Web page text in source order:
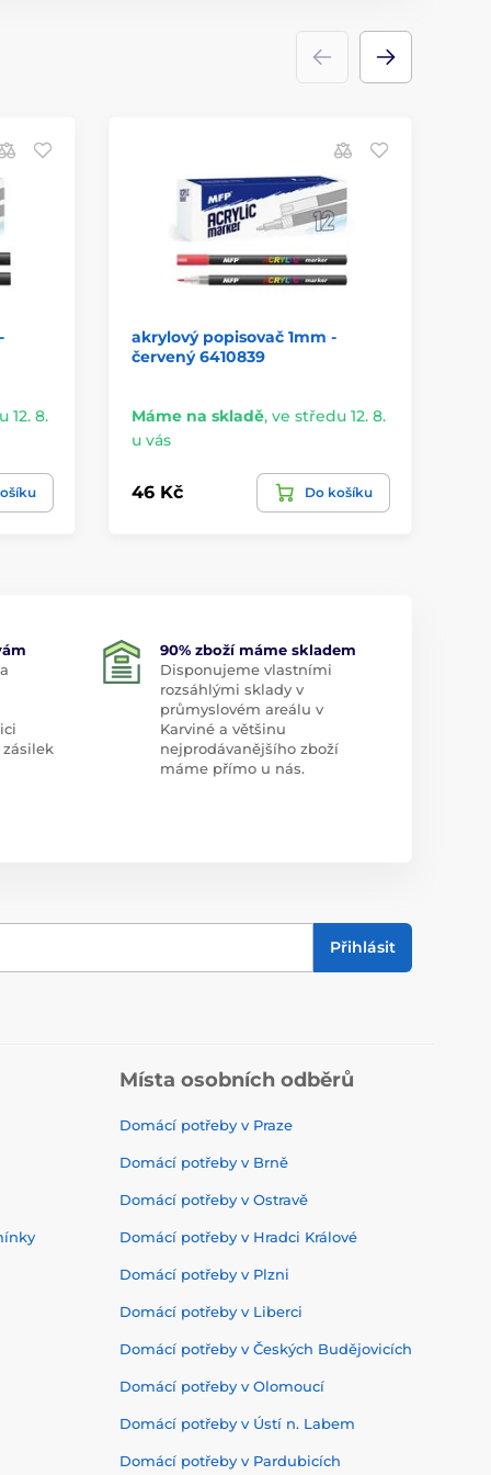
12. 8.
akrylový popisovač 1mm -
červený 6410839
Máme na skladě, ve středu 12. 8.
u vás
46 Kč Do košíku
90% zboží máme skladem
Disponujeme vlastními
rozsáhlými sklady v
průmyslovém areálu v
Karviné a většinu
nejprodávanějšího zboží
máme přímo u nás.
Přihlásit
Místa osobních odběrů
Domácí potřeby v Praze
Domácí potřeby v Brně
Domácí potřeby v Ostravě
Domácí potřeby v Hradci Králové
Domácí potřeby v Plzni
Domácí potřeby v Liberci
Domácí potřeby v Českých Budějovicích
Domácí potřeby v Olomoucí
Domácí potřeby v Ústí n. Labem
Domácí potřeby v Pardubicích